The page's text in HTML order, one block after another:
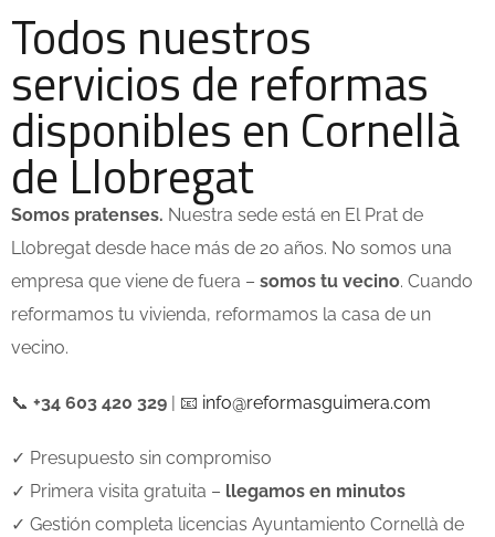
Todos nuestros
servicios de reformas
disponibles en Cornellà
de Llobregat
Somos pratenses. Nuestra sede está en El Prat de
Llobregat desde hace más de 20 años. No somos una
empresa que viene de fuera – somos tu vecino. Cuando
reformamos tu vivienda, reformamos la casa de un
vecino.
📞 +34 603 420 329 | 📧 info@reformasguimera.com
✓ Presupuesto sin compromiso
✓ Primera visita gratuita – llegamos en minutos
✓ Gestión completa licencias Ayuntamiento Cornellà de